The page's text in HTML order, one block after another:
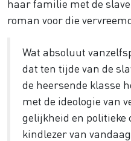
haar familie met de
roman voor die
Wat absoluut
dat ten tijde van de
de heersende klasse
met de ideologie van
gelijkheid en politieke
kindlezer van